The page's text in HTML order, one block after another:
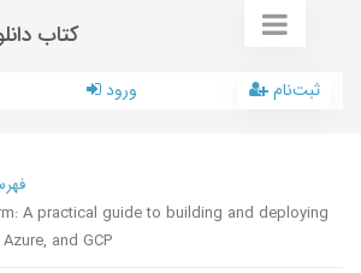
کتاب
ورود ثبت‌نام
A practical guide to building and deploying
and GCP